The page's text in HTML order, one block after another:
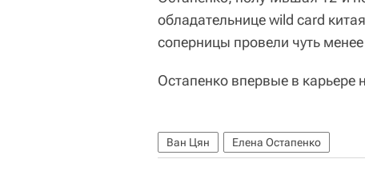
обладательнице wild card
соперницы провели чуть
Остапенко впервые в карьере
Ван Цян Елена Остапенко